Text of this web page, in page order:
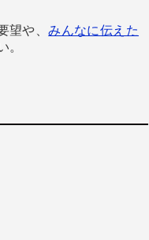
望や、みんなに伝えた
。